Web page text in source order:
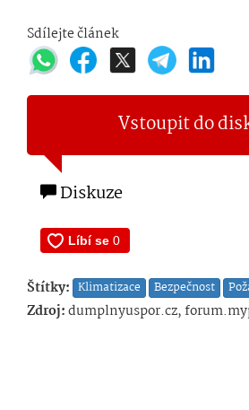
Sdílejte článek
Vstoupit do
Diskuze
Štítky: Klimatizace Bezpečnost
Zdroj:dumplnyuspor.cz,